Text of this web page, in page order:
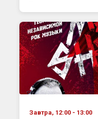
Завтра, 12:00 - 13:00